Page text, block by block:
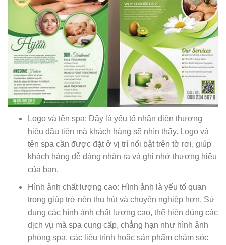
Logo và tên spa: Đây là yếu tố nhận diện thương
hiệu đầu tiên mà khách hàng sẽ nhìn thấy. Logo và
tên spa cần được đặt ở vị trí nổi bật trên tờ rơi, giúp
khách hàng dễ dàng nhận ra và ghi nhớ thương hiệu
của bạn.
Hình ảnh chất lượng cao: Hình ảnh là yếu tố quan
trọng giúp trở nên thu hút và chuyên nghiệp hơn. Sử
dụng các hình ảnh chất lượng cao, thể hiện đúng các
dịch vụ mà spa cung cấp, chẳng hạn như hình ảnh
phòng spa, các liệu trình hoặc sản phẩm chăm sóc